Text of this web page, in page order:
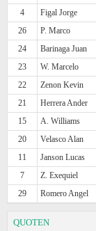
4
Figal Jorge
26
P. Marco
24
Barinaga Juan
23
W. Marcelo
22
Zenon Kevin
21
Herrera Ander
15
A. Williams
20
Velasco Alan
11
Janson Lucas
7
Z. Exequiel
29
Romero Angel
QUOTEN